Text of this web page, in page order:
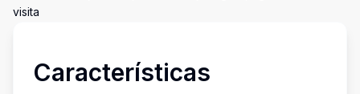
visita
Características